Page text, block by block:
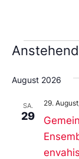
Anstehend
wählen.
August 2026
SA.
29
29.